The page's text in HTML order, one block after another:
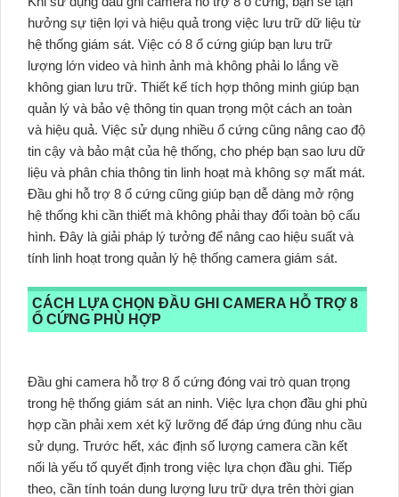
hưởng sự tiện lợi và hiệu quả trong việc lưu trữ dữ liệu từ
hệ thống giám sát. Việc có 8 ổ cứng giúp bạn lưu trữ
lượng lớn video và hình ảnh mà không phải lo lắng về
không gian lưu trữ. Thiết kế tích hợp thông minh giúp bạn
quản lý và bảo vệ thông tin quan trọng một cách an toàn
và hiệu quả. Việc sử dụng nhiều ổ cứng cũng nâng cao độ
tin cậy và bảo mật của hệ thống, cho phép bạn sao lưu dữ
liệu và phân chia thông tin linh hoạt mà không sợ mất mát.
Đầu ghi hỗ trợ 8 ổ cứng cũng giúp bạn dễ dàng mở rộng
hệ thống khi cần thiết mà không phải thay đổi toàn bộ cấu
hình. Đây là giải pháp lý tưởng để nâng cao hiệu suất và
tính linh hoạt trong quản lý hệ thống camera giám sát.
CÁCH LỰA CHỌN ĐẦU GHI CAMERA HỖ TRỢ 8
Ổ CỨNG PHÙ HỢP
Đầu ghi camera hỗ trợ 8 ổ cứng đóng vai trò quan trọng
trong hệ thống giám sát an ninh. Việc lựa chọn đầu ghi phù
hợp cần phải xem xét kỹ lưỡng để đáp ứng đúng nhu cầu
sử dụng. Trước hết, xác định số lượng camera cần kết
nối là yếu tố quyết định trong việc lựa chọn đầu ghi. Tiếp
theo, cần tính toán dung lượng lưu trữ dựa trên thời gian